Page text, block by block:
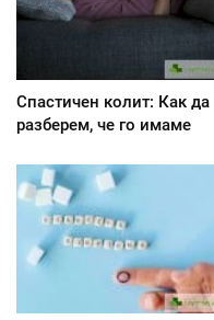
Спастичен колит: Как да
разберем, че го имаме